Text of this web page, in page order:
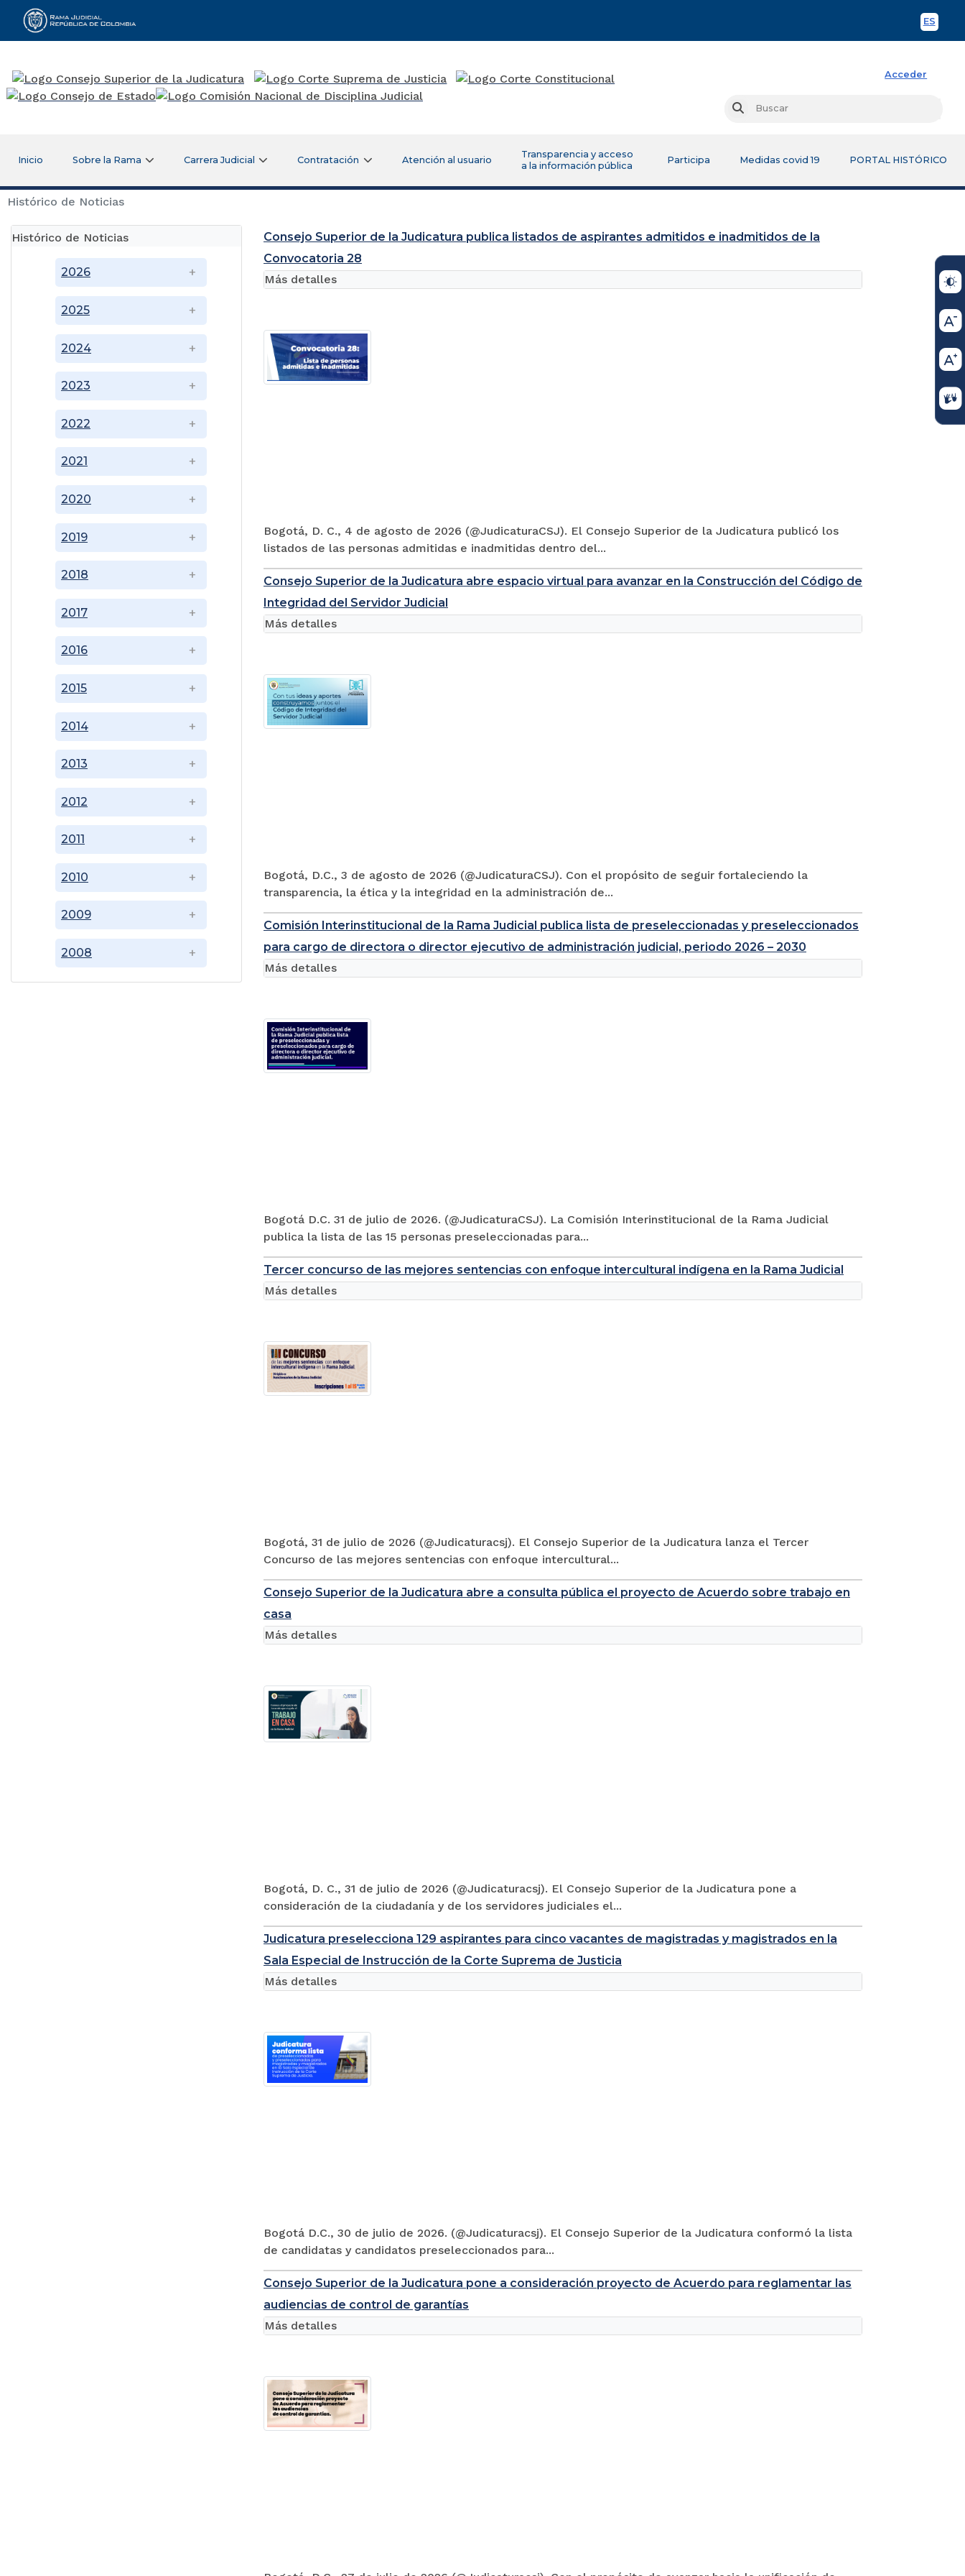
ES
Rama Judicial
Acceder
Buscar
Inicio Sobre la Rama Carrera Judicial Contratación Atención al usuario
Transparencia y acceso
a la información pública
Participa Medidas covid 19 PORTAL HISTÓRICO
Histórico de Noticias
Histórico de Noticias
2008
2009
2010
2011
2012
2013
2014
2015
2016
2017
2018
2019
2020
2021
2022
2023
2024
2025
2026
Consejo Superior de la Judicatura publica listados de aspirantes admitidos e inadmitidos de la
Convocatoria 28
Bogotá, D. C., 4 de agosto de 2026 (@JudicaturaCSJ). El Consejo Superior de la Judicatura publicó los
listados de las personas admitidas e inadmitidas dentro del...
Más detalles
Consejo Superior de la Judicatura abre espacio virtual para avanzar en la Construcción del Código de
Integridad del Servidor Judicial
Bogotá, D.C., 3 de agosto de 2026 (@JudicaturaCSJ). Con el propósito de seguir fortaleciendo la
transparencia, la ética y la integridad en la administración de...
Más detalles
Comisión Interinstitucional de la Rama Judicial publica lista de preseleccionadas y preseleccionados
para cargo de directora o director ejecutivo de administración judicial, periodo 2026 – 2030
Bogotá D.C. 31 de julio de 2026. (@JudicaturaCSJ). La Comisión Interinstitucional de la Rama Judicial
publica la lista de las 15 personas preseleccionadas para...
Más detalles
Tercer concurso de las mejores sentencias con enfoque intercultural indígena en la Rama Judicial
Bogotá, 31 de julio de 2026 (@Judicaturacsj). El Consejo Superior de la Judicatura lanza el Tercer
Concurso de las mejores sentencias con enfoque intercultural...
Más detalles
Consejo Superior de la Judicatura abre a consulta pública el proyecto de Acuerdo sobre trabajo en
casa
Bogotá, D. C., 31 de julio de 2026 (@Judicaturacsj). El Consejo Superior de la Judicatura pone a
consideración de la ciudadanía y de los servidores judiciales el...
Más detalles
Judicatura preselecciona 129 aspirantes para cinco vacantes de magistradas y magistrados en la
Sala Especial de Instrucción de la Corte Suprema de Justicia
Bogotá D.C., 30 de julio de 2026. (@Judicaturacsj). El Consejo Superior de la Judicatura conformó la lista
de candidatas y candidatos preseleccionados para...
Más detalles
Consejo Superior de la Judicatura pone a consideración proyecto de Acuerdo para reglamentar las
audiencias de control de garantías
Más detalles